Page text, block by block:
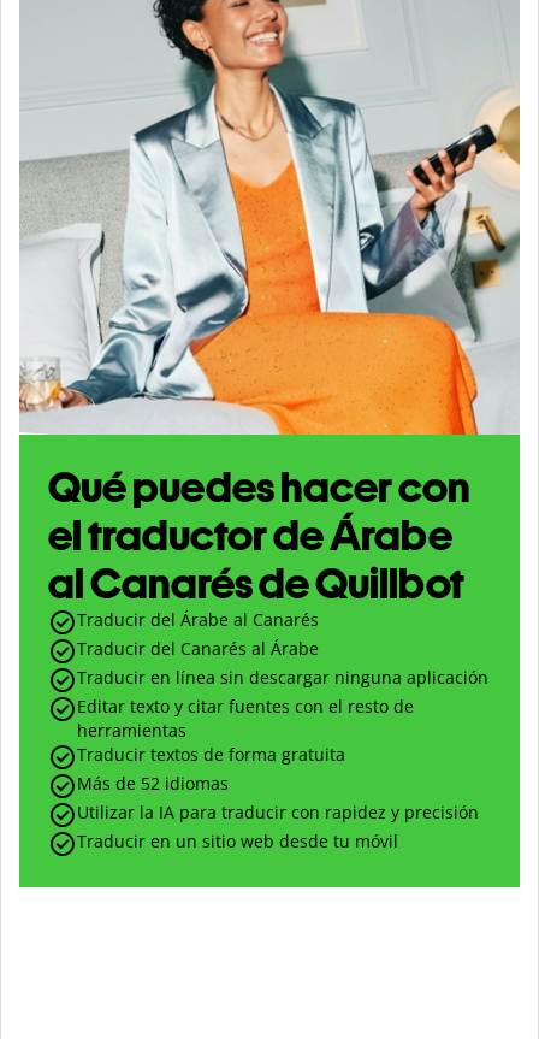
Qué puedes hacer con
el traductor de Árabe
al Canarés de Quillbot
Traducir del Árabe al Canarés
Traducir del Canarés al Árabe
Traducir en línea sin descargar ninguna aplicación
Editar texto y citar fuentes con el resto de
herramientas
Traducir textos de forma gratuita
Más de 52 idiomas
Utilizar la IA para traducir con rapidez y precisión
Traducir en un sitio web desde tu móvil